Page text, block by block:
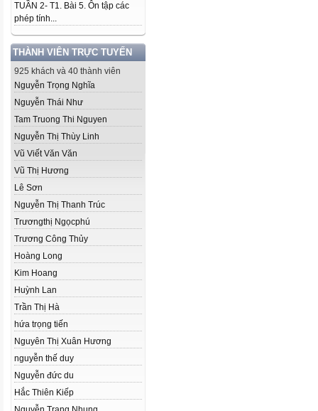
TUẦN 2- T1. Bài 5. Ôn tập các
phép tính...
THÀNH VIÊN TRỰC TUYẾN
925 khách và 40 thành viên
Nguyễn Trọng Nghĩa
Nguyễn Thái Như
Tam Truong Thi Nguyen
Nguyễn Thị Thùy Linh
Vũ Viết Văn Văn
Vũ Thị Hương
Lê Sơn
Nguyễn Thị Thanh Trúc
Trươngthị Ngọcphú
Trương Công Thủy
Hoàng Long
Kim Hoang
Huỳnh Lan
Trần Thị Hà
hứa trọng tiến
Nguyên Thị Xuân Hương
nguyễn thế duy
Nguyễn đức du
Hắc Thiên Kiếp